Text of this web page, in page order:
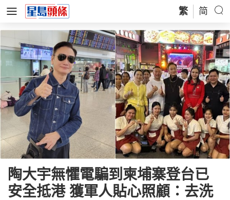
繁 简
陶大宇無懼電騙到柬埔寨登台已
安全抵港 獲軍人貼心照顧：去洗